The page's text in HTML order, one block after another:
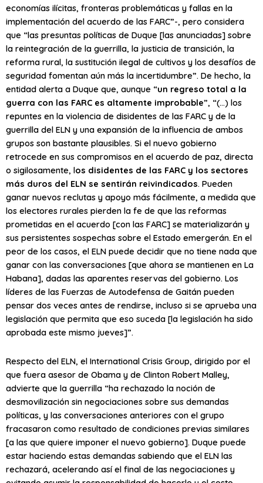
economías ilícitas, fronteras problemáticas y fallas en la
implementación del acuerdo de las FARC”-, pero considera
que “las presuntas políticas de Duque [las anunciadas] sobre
la reintegración de la guerrilla, la justicia de transición, la
reforma rural, la sustitución ilegal de cultivos y los desafíos de
seguridad fomentan aún más la incertidumbre”. De hecho, la
entidad alerta a Duque que, aunque “un regreso total a la
guerra con las FARC es altamente improbable”, “(…) los
repuntes en la violencia de disidentes de las FARC y de la
guerrilla del ELN y una expansión de la influencia de ambos
grupos son bastante plausibles. Si el nuevo gobierno
retrocede en sus compromisos en el acuerdo de paz, directa
o sigilosamente, los disidentes de las FARC y los sectores
más duros del ELN se sentirán reivindicados. Pueden
ganar nuevos reclutas y apoyo más fácilmente, a medida que
los electores rurales pierden la fe de que las reformas
prometidas en el acuerdo [con las FARC] se materializarán y
sus persistentes sospechas sobre el Estado emergerán. En el
peor de los casos, el ELN puede decidir que no tiene nada que
ganar con las conversaciones [que ahora se mantienen en La
Habana], dadas las aparentes reservas del gobierno. Los
líderes de las Fuerzas de Autodefensa de Gaitán pueden
pensar dos veces antes de rendirse, incluso si se aprueba una
legislación que permita que eso suceda [la legislación ha sido
aprobada este mismo jueves]”.
Respecto del ELN, el International Crisis Group, dirigido por el
que fuera asesor de Obama y de Clinton Robert Malley,
advierte que la guerrilla “ha rechazado la noción de
desmovilización sin negociaciones sobre sus demandas
políticas, y las conversaciones anteriores con el grupo
fracasaron como resultado de condiciones previas similares
[a las que quiere imponer el nuevo gobierno]. Duque puede
estar haciendo estas demandas sabiendo que el ELN las
rechazará, acelerando así el final de las negociaciones y